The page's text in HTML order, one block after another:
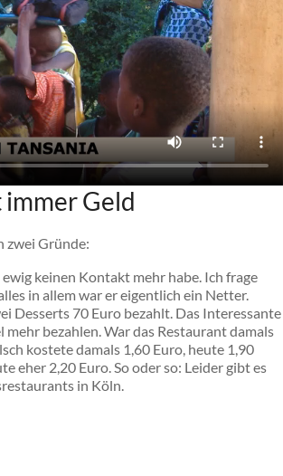
Geld
zwei Gründe:
keinen Kontakt mehr habe. Ich frage
in allem war er eigentlich ein Netter.
Desserts 70 Euro bezahlt. Das Interessante
bezahlen. War das Restaurant damals
kostete damals 1,60 Euro, heute 1,90
eher 2,20 Euro. So oder so: Leider gibt es
in Köln.